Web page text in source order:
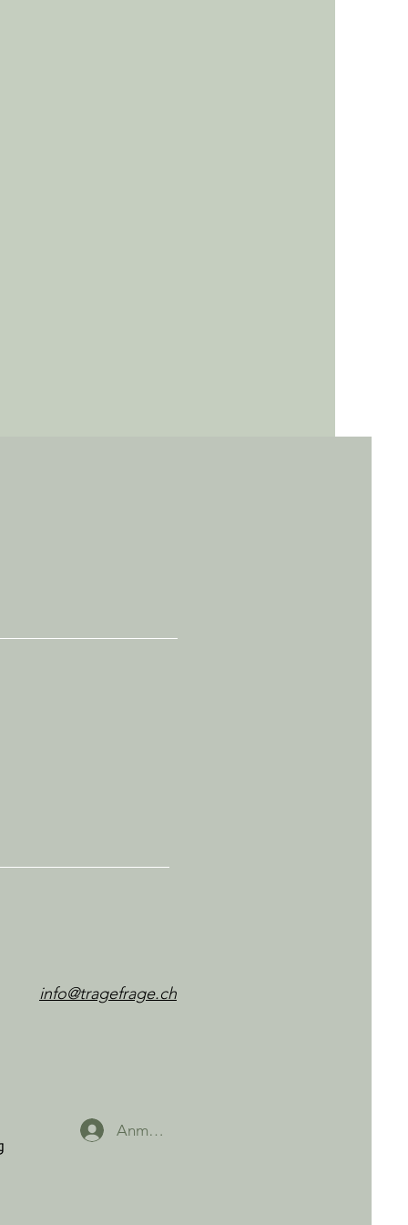
info@tragefrage.ch
Anmelden